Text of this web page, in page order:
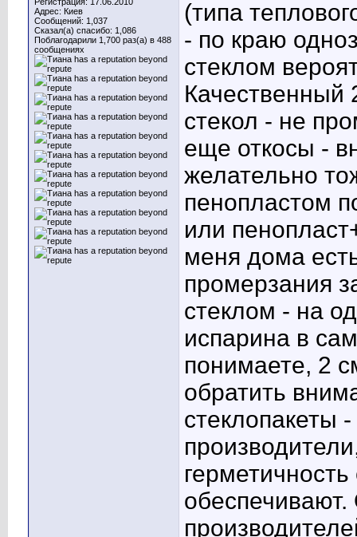
Адрес: Киев
Сообщений: 1,037
Сказал(а) спасибо: 1,086
Поблагодарили 1,700 раз(а) в 488
сообщениях
(типа
- по краю
стеклом
Качественный
стекол - не
еще откосы -
желательно
пенопластом
или
меня дома
промерзания
стеклом - на
испарина в
понимаете, 2
обратить
стеклопакеты